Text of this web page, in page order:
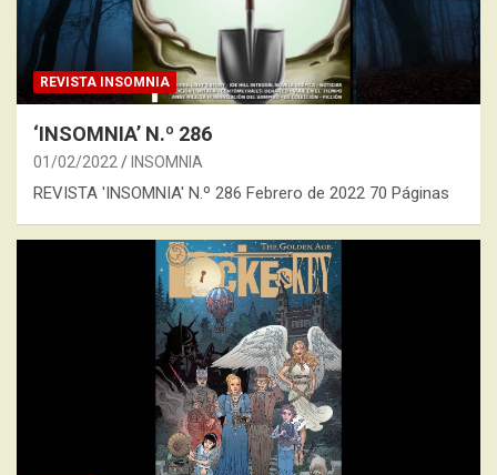
REVISTA INSOMNIA
‘INSOMNIA’ N.º 286
01/02/2022 INSOMNIA
REVISTA 'INSOMNIA' N.º 286 Febrero de 2022 70 Páginas